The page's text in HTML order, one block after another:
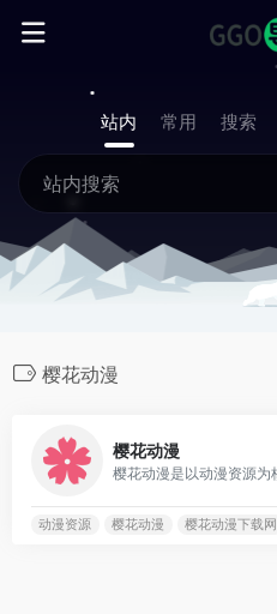
站内 常用 搜索
樱花动漫
樱花动漫
动漫资源 樱花动漫 樱花动漫下载网